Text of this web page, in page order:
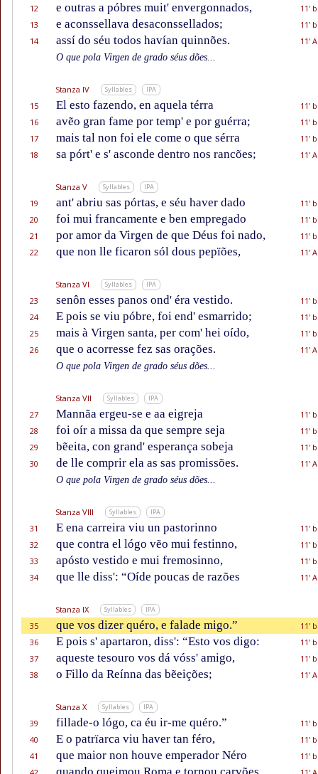
12
e outras a póbres muit' envergonnados,
11' b
13
e aconssellava desaconssellados;
11' b
14
assí do séu todos havían quinnões.
11' A
O que pola Virgen de grado séus dões...
Stanza IV Syllables IPA
15 El esto fazendo, en aquela térra
11' b
16
avẽo gran fame por temp' e por guérra;
11' b
17
mais tal non foi ele come o que sérra
11' b
18
sa pórt' e s' asconde dentro nos rancões; 11' A
Stanza V Syllables IPA
19 ant' abriu sas pórtas, e séu haver dado
11' b
20
foi mui francamente e ben empregado
11' b
21
por amor da Virgen de que Déus foi nado,
11' b
22
que non lle ficaron sól dous pepïões, 11' A
Stanza VI Syllables IPA
23 senôn esses panos ond' éra vestido.
11' b
24
E pois se viu póbre, foi end' esmarrido;
11' b
25
mais à Virgen santa, per com' hei oído,
11' b
26
que o acorresse fez sas orações.
11' A
O que pola Virgen de grado séus dões...
Stanza VII Syllables IPA
27 Mannãa ergeu-se e aa eigreja
11' b
28
foi oír a missa da que sempre seja
11' b
29
bẽeita, con grand' esperança sobeja
11' b
30
de lle comprir ela as sas promissões.
11' A
O que pola Virgen de grado séus dões...
Stanza VIII Syllables IPA
31 E ena carreira viu un pastorinno
11' b
32
que contra el lógo vẽo mui festinno,
11' b
33
apósto vestido e mui fremosinno,
11' b
34
que lle diss': “Oíde poucas de razões 11' A
Stanza IX Syllables IPA
35 que vos dizer quéro, e falade migo.”
11' b
36
E pois s' apartaron, diss': “Esto vos digo:
11' b
37
aqueste tesouro vos dá vóss' amigo,
11' b
38
o Fillo da Reínna das bẽeições; 11' A
Stanza X Syllables IPA
39 fillade-o lógo, ca éu ir-me quéro.”
11' b
40
E o patrïarca viu haver tan féro,
11' b
41
que maior non houve emperador Néro
11' b